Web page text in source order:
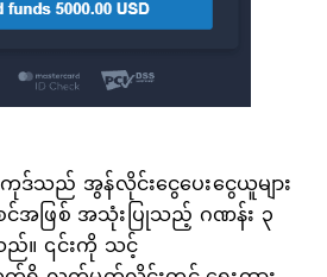
သည် အွန်လိုင်းငွေပေးငွေယူများ
င်အဖြစ် အသုံးပြုသည့် ဂဏန်း ၃
ည်။ ၎င်းကို သင့်